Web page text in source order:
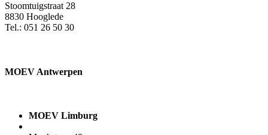
Stoomtuigstraat 28
8830 Hooglede
Tel.: 051 26 50 30
MOEV Antwerpen​
MOEV Limburg